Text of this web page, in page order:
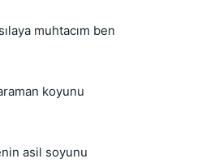
muhtacım ben
koyunu
asil soyunu